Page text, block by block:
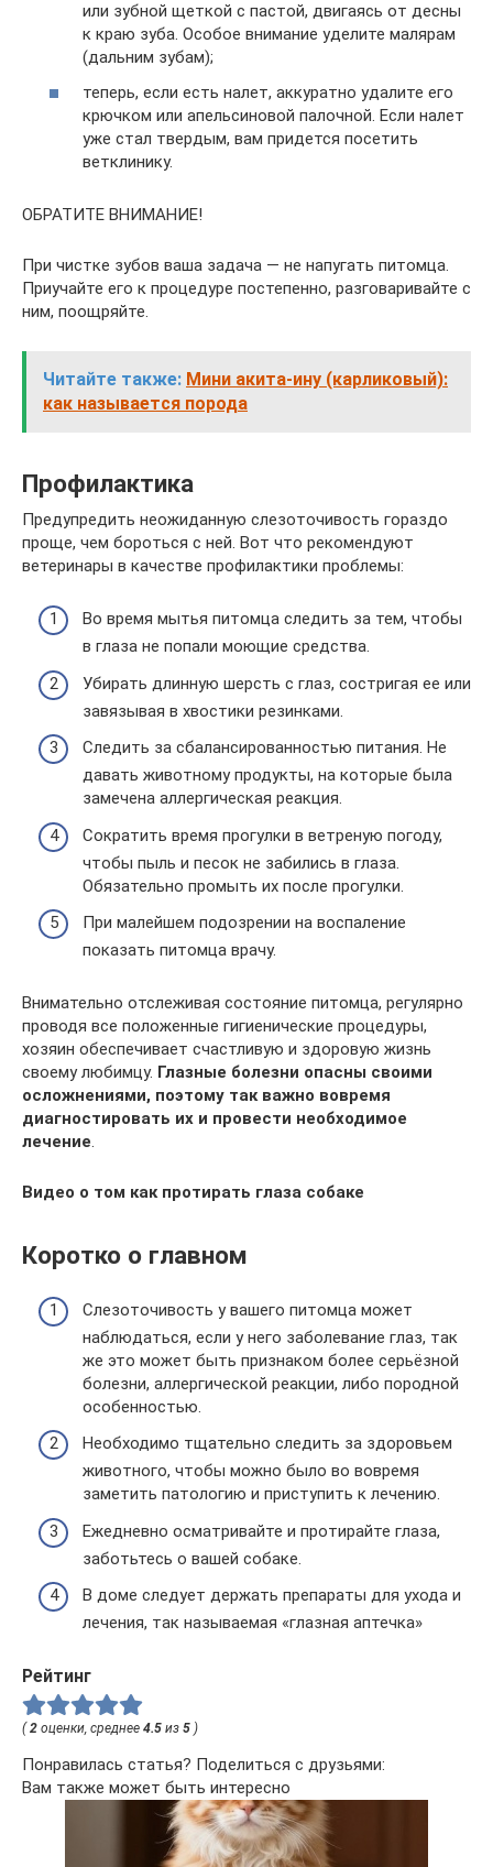
или зубной щеткой с пастой, двигаясь от десны
к краю зуба. Особое внимание уделите малярам
(дальним зубам);
теперь, если есть налет, аккуратно удалите его
крючком или апельсиновой палочной. Если налет
уже стал твердым, вам придется посетить
ветклинику.
ОБРАТИТЕ ВНИМАНИЕ!
При чистке зубов ваша задача — не напугать питомца.
Приучайте его к процедуре постепенно, разговаривайте с
ним, поощряйте.
Читайте также: Мини акита-ину (карликовый):
как называется порода
Профилактика
Предупредить неожиданную слезоточивость гораздо
проще, чем бороться с ней. Вот что рекомендуют
ветеринары в качестве профилактики проблемы:
Во время мытья питомца следить за тем, чтобы
в глаза не попали моющие средства.
Убирать длинную шерсть с глаз, состригая ее или
завязывая в хвостики резинками.
Следить за сбалансированностью питания. Не
давать животному продукты, на которые была
замечена аллергическая реакция.
Сократить время прогулки в ветреную погоду,
чтобы пыль и песок не забились в глаза.
Обязательно промыть их после прогулки.
При малейшем подозрении на воспаление
показать питомца врачу.
Внимательно отслеживая состояние питомца, регулярно
проводя все положенные гигиенические процедуры,
хозяин обеспечивает счастливую и здоровую жизнь
своему любимцу. Глазные болезни опасны своими
осложнениями, поэтому так важно вовремя
диагностировать их и провести необходимое
лечение.
Видео о том как протирать глаза собаке
Коротко о главном
Слезоточивость у вашего питомца может
наблюдаться, если у него заболевание глаз, так
же это может быть признаком более серьёзной
болезни, аллергической реакции, либо породной
особенностью.
Необходимо тщательно следить за здоровьем
животного, чтобы можно было во вовремя
заметить патологию и приступить к лечению.
Ежедневно осматривайте и протирайте глаза,
заботьтесь о вашей собаке.
В доме следует держать препараты для ухода и
лечения, так называемая «глазная аптечка»
Рейтинг
( 2 оценки, среднее 4.5 из 5 )
Понравилась статья? Поделиться с друзьями:
Вам также может быть интересно